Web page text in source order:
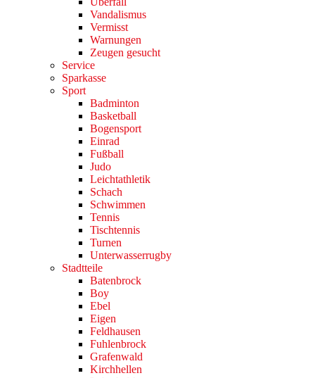
Vandalismus
Vermisst
Warnungen
Zeugen gesucht
Service
Sparkasse
Sport
Badminton
Basketball
Bogensport
Einrad
Fußball
Judo
Leichtathletik
Schach
Schwimmen
Tennis
Tischtennis
Turnen
Unterwasserrugby
Stadtteile
Batenbrock
Boy
Ebel
Eigen
Feldhausen
Fuhlenbrock
Grafenwald
Kirchhellen